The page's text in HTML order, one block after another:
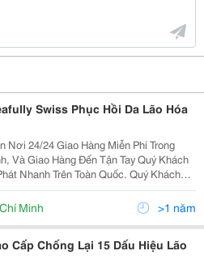
Swiss Phục Hồi Da Lão Hóa
Hàng Miễn Phí Trong
Giao Hàng Đến Tận Tay Quý Khách
Trên Toàn Quốc. Quý Khách
Để Được Tư Vấn Và Báo Giá Tốt
Nhất! Xin Chân Thành Cảm Ơn! Liên Hệ Tp.
Minh >1 năm
Cấp Chống Lại 15 Dấu Hiệu Lão